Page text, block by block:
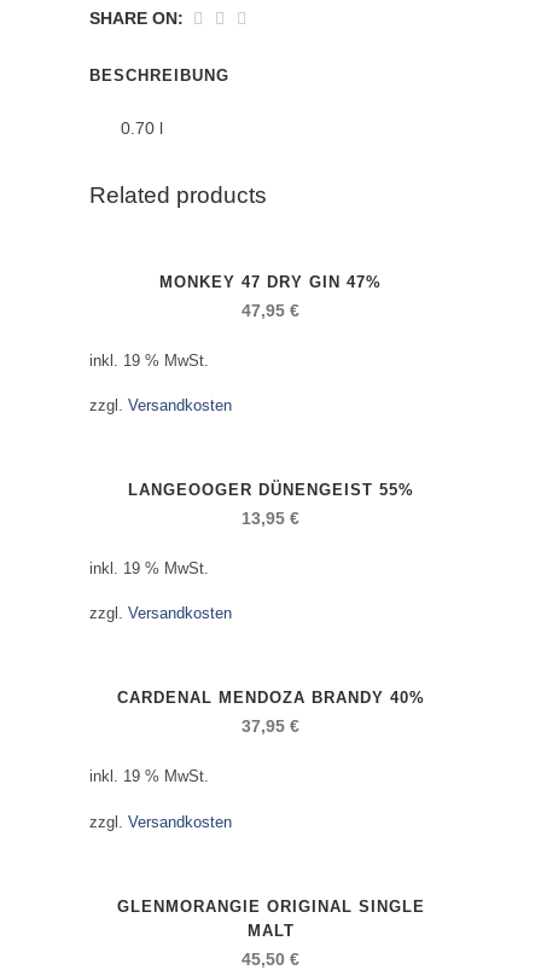
SHARE ON:
BESCHREIBUNG
0.70 l
Related products
MONKEY 47 DRY GIN 47%
47,95 €
inkl. 19 % MwSt.
zzgl. Versandkosten
LANGEOOGER DÜNENGEIST 55%
13,95 €
inkl. 19 % MwSt.
zzgl. Versandkosten
CARDENAL MENDOZA BRANDY 40%
37,95 €
inkl. 19 % MwSt.
zzgl. Versandkosten
GLENMORANGIE ORIGINAL SINGLE
MALT
45,50 €